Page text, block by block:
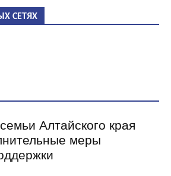
СЕТЯХ
Алтайского края
меры